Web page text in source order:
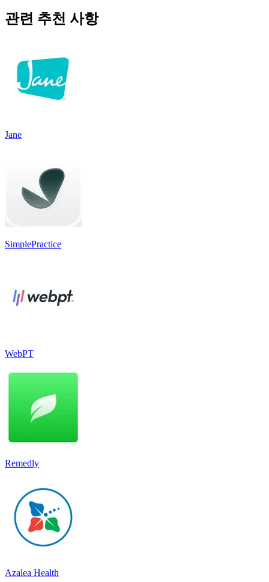
관련 추천 사항
Jane
SimplePractice
WebPT
Remedly
Azalea Health